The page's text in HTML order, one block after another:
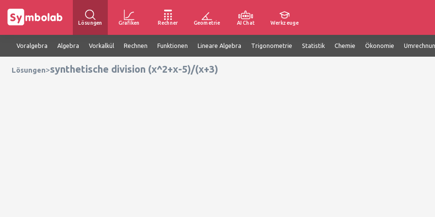
Lösungen Grafiken Rechner Geometrie AI Chat Werkzeuge
Voralgebra Algebra Vorkalkül Rechnen Funktionen Lineare Algebra Trigonometrie Statistik Chemie Ökonomie
Lösungen>synthetische division (x^2+x-5)/(x+3)